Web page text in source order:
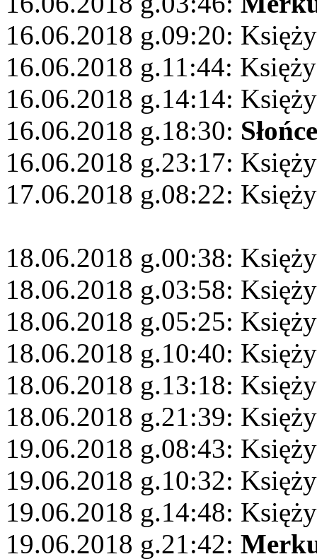
16.06.2018 g.09:20:
16.06.2018 g.11:44:
16.06.2018 g.14:14:
16.06.2018 g.18:30: Słońce
16.06.2018 g.23:17:
17.06.2018 g.08:22:
18.06.2018 g.00:38:
18.06.2018 g.03:58:
18.06.2018 g.05:25:
18.06.2018 g.10:40:
18.06.2018 g.13:18:
18.06.2018 g.21:39:
19.06.2018 g.08:43:
19.06.2018 g.10:32:
19.06.2018 g.14:48:
19.06.2018 g.21:42: